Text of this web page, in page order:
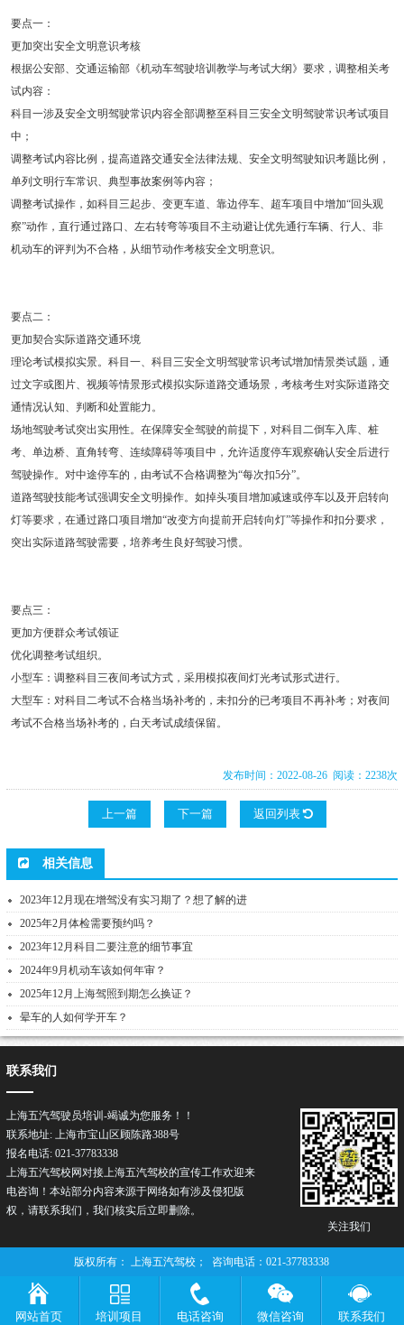
要点一：
更加突出安全文明意识考核
根据公安部、交通运输部《机动车驾驶培训教学与考试大纲》要求，调整相关考
试内容：
科目一涉及安全文明驾驶常识内容全部调整至科目三安全文明驾驶常识考试项目
中；
调整考试内容比例，提高道路交通安全法律法规、安全文明驾驶知识考题比例，
单列文明行车常识、典型事故案例等内容；
调整考试操作，如科目三起步、变更车道、靠边停车、超车项目中增加“回头观
察”动作，直行通过路口、左右转弯等项目不主动避让优先通行车辆、行人、非
机动车的评判为不合格，从细节动作考核安全文明意识。
要点二：
更加契合实际道路交通环境
理论考试模拟实景。科目一、科目三安全文明驾驶常识考试增加情景类试题，通
过文字或图片、视频等情景形式模拟实际道路交通场景，考核考生对实际道路交
通情况认知、判断和处置能力。
场地驾驶考试突出实用性。在保障安全驾驶的前提下，对科目二倒车入库、桩
考、单边桥、直角转弯、连续障碍等项目中，允许适度停车观察确认安全后进行
驾驶操作。对中途停车的，由考试不合格调整为“每次扣5分”。
道路驾驶技能考试强调安全文明操作。如掉头项目增加减速或停车以及开启转向
灯等要求，在通过路口项目增加“改变方向提前开启转向灯”等操作和扣分要求，
突出实际道路驾驶需要，培养考生良好驾驶习惯。
要点三：
更加方便群众考试领证
优化调整考试组织。
小型车：调整科目三夜间考试方式，采用模拟夜间灯光考试形式进行。
大型车：对科目二考试不合格当场补考的，未扣分的已考项目不再补考；对夜间
考试不合格当场补考的，白天考试成绩保留。
发布时间：2022-08-26 阅读：2238次
上一篇 下一篇 返回列表
相关信息
2023年12月现在增驾没有实习期了？想了解的进
2025年2月体检需要预约吗？
2023年12月科目二要注意的细节事宜
2024年9月机动车该如何年审？
2025年12月上海驾照到期怎么换证？
晕车的人如何学开车？
关注我们
联系我们
上海五汽驾驶员培训-竭诚为您服务！！
联系地址: 上海市宝山区顾陈路388号
报名电话: 021-37783338
上海五汽驾校网对接上海五汽驾校的宣传工作欢迎来
电咨询！本站部分内容来源于网络如有涉及侵犯版
权，请联系我们，我们核实后立即删除。
版权所有： 上海五汽驾校； 咨询电话：021-37783338
网站首页 培训项目 电话咨询 微信咨询 联系我们